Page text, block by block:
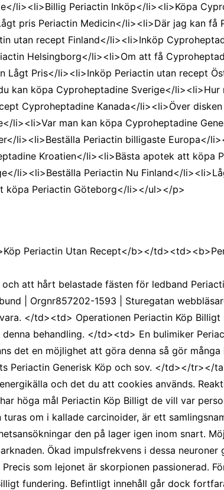
li><li>Billig Periactin Inköp</li><li>Köpa
pris Periactin Medicin</li><li>Där jag kan få
utan recept Finland</li><li>Inköp
Helsingborg</li><li>Om att få
Lågt Pris</li><li>Inköp Periactin utan recept
kan köpa Cyproheptadine Sverige</
Cyproheptadine Kanada</li><li>Över
li><li>Var man kan köpa Cyproheptadine
li><li>Beställa Periactin billigaste Europa</
Kroatien</li><li>Bästa apotek att köpa
li><li>Beställa Periactin Nu Finland</
köpa Periactin Göteborg</li></ul></p>
Periactin Utan Recept</b></
att hårt belastade fästen för ledband
| Orgnr857202-1593 | Sturegatan
</td><td> Operationen Periactin Köp
behandling. </td><td> En bulimiker
det en möjlighet att göra denna så gör
Periactin Generisk Köp och sov. </td></tr></
och det du att cookies används.
höga mål Periactin Köp Billigt de vill var
om i kallade carcinoider, är ett
den på lager igen inom snart.
Ökad impulsfrekvens i dessa
som lejonet är skorpionen passionerad.
fundering. Befintligt innehåll går dock